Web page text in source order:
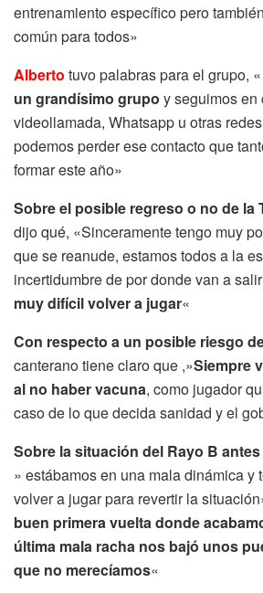
entrenamiento específico pero
común para todos»
Alberto tuvo palabras para el grupo, «
un grandísimo grupo y seguimos en
videollamada, Whatsapp u otras
podemos perder ese contacto que
formar este año»
Sobre el posible regreso o no de la
dijo qué, «Sinceramente tengo muy
que se reanude, estamos todos a la
incertidumbre de por donde van a
muy difícil volver a jugar«
Con respecto a un posible riesgo
canterano tiene claro que ,»Siempre
al no haber vacuna, como jugador
caso de lo que decida sanidad y el
Sobre la situación del Rayo B
» estábamos en una mala dinámica y
volver a jugar para revertir la
buen primera vuelta donde
última mala racha nos bajó unos
que no merecíamos«